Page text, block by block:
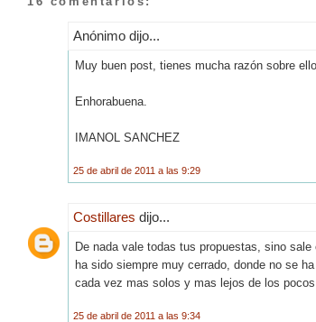
Anónimo dijo...
Muy buen post, tienes mucha razón sobre ello.
Enhorabuena.
IMANOL SANCHEZ
25 de abril de 2011 a las 9:29
Costillares dijo...
De nada vale todas tus propuestas, sino
ha sido siempre muy cerrado, donde no se
cada vez mas solos y mas lejos de los pocos
25 de abril de 2011 a las 9:34